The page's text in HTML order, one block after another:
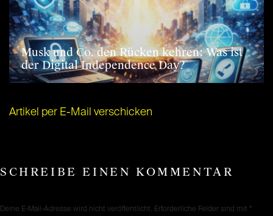
Musk und Co. den Rücken kehren: Was ist
der Digital Independence Day?
Artikel per E-Mail verschicken
SCHREIBE EINEN KOMMENTAR
Deine E-Mail-Adresse wird nicht veröffentlicht. Erforderliche Felder sind mit *